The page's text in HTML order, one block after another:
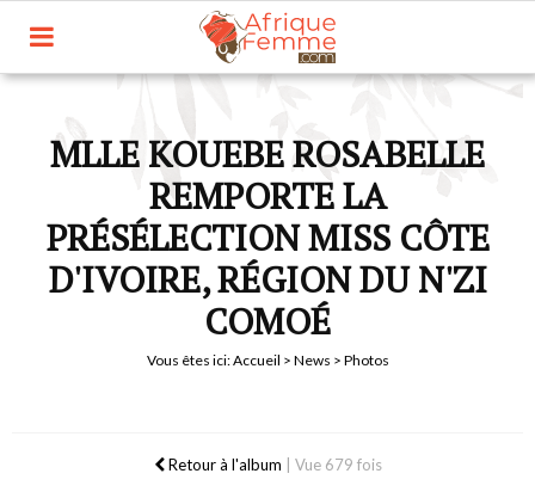
MLLE KOUEBE ROSABELLE
REMPORTE LA
PRÉSÉLECTION MISS CÔTE
D'IVOIRE, RÉGION DU N'ZI
COMOÉ
Vous êtes ici:Accueil > News > Photos
Retour à l'album Vue 679 fois